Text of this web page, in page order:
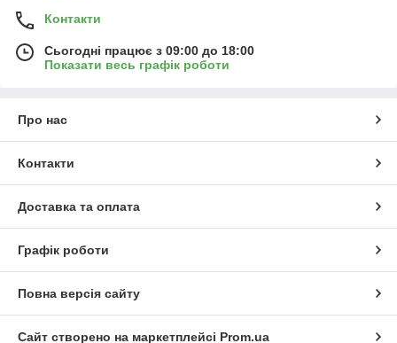
Контакти
Сьогодні працює з 09:00 до 18:00
Показати весь графік роботи
Про нас
Контакти
Доставка та оплата
Графік роботи
Повна версія сайту
Сайт створено на маркетплейсі Prom.ua